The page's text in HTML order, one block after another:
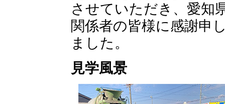
させていただき、愛知
関係者の皆様に感謝申
ました。
見学風景